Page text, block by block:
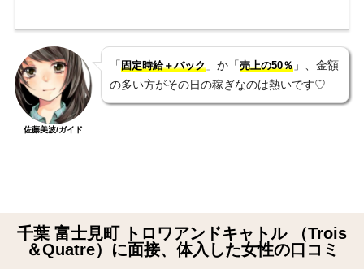
佐藤美波/ガイド
「固定時給＋バック」か「売上の50％」、金額
の多い方がその日の稼ぎなのは熱いです♡
千葉 富士見町 トロワアンドキャトル （Trois
＆Quatre）に面接、体入した女性の口コミ